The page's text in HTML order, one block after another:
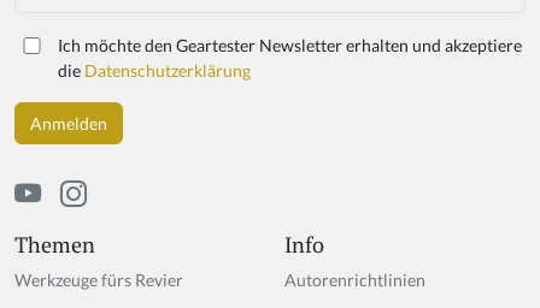
Themen
Werkzeuge fürs Revier
Info
Autorenrichtlinien
Ich möchte den Geartester Newsletter erhalten und akzeptiere
die Datenschutzerklärung